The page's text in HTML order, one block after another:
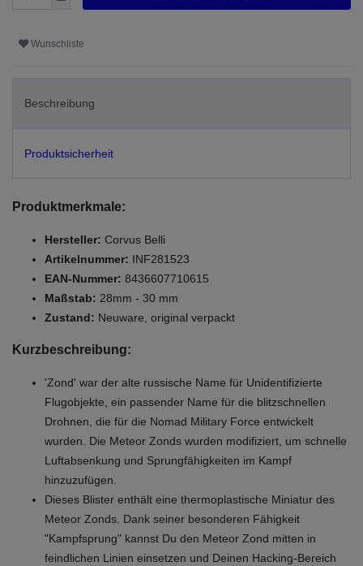
Wunschliste
Beschreibung
Produktsicherheit
Produktmerkmale:
Hersteller: Corvus Belli
Artikelnummer: INF281523
EAN-Nummer: 8436607710615
Maßstab: 28mm - 30 mm
Zustand: Neuware, original verpackt
Kurzbeschreibung:
'Zond' war der alte russische Name für Unidentifizierte
Flugobjekte, ein passender Name für die blitzschnellen
Drohnen, die für die Nomad Military Force entwickelt
wurden. Die Meteor Zonds wurden modifiziert, um schnelle
Luftabsenkung und Sprungfähigkeiten im Kampf
hinzuzufügen.
Dieses Blister enthält eine thermoplastische Miniatur des
Meteor Zonds. Dank seiner besonderen Fähigkeit
"Kampfsprung" kannst Du den Meteor Zond mitten in
feindlichen Linien einsetzen und Deinen Hacking-Bereich